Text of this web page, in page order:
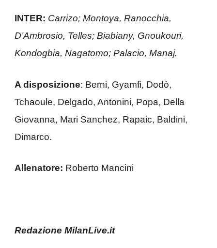
INTER: Carrizo; Montoya, Ranocchia,
D’Ambrosio, Telles; Biabiany, Gnoukouri,
Kondogbia, Nagatomo; Palacio, Manaj.
A disposizione: Berni, Gyamfi, Dodò,
Tchaoule, Delgado, Antonini, Popa, Della
Giovanna, Mari Sanchez, Rapaic, Baldini,
Dimarco.
Allenatore: Roberto Mancini
Redazione MilanLive.it